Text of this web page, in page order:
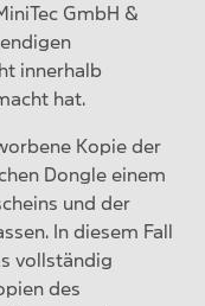
GmbH &
innerhalb
hat.
Kopie der
Dongle einem
und der
In diesem Fall
vollständig
des